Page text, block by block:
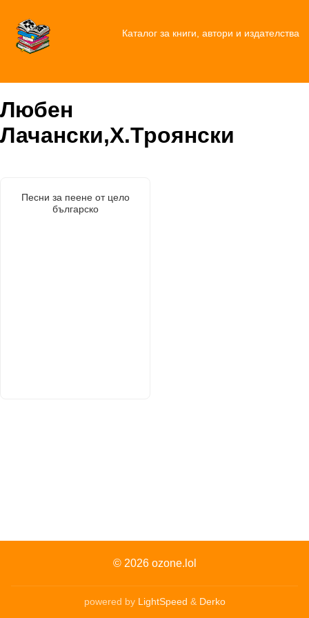
Каталог за книги, автори и издателства
Любен
Лачански,Х.Троянски
Песни за пеене от цело
българско
© 2026 ozone.lol
powered by LightSpeed & Derko